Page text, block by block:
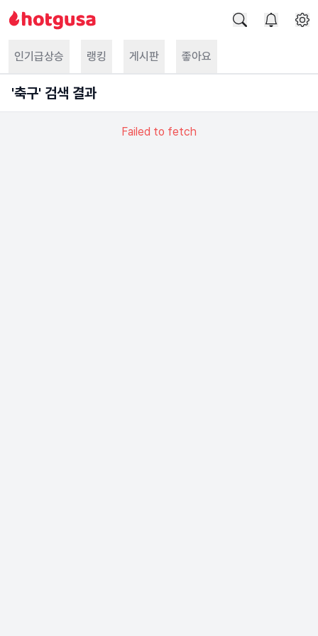
인기급상승 랭킹 게시판 좋아요
'축구' 검색 결과
Failed to fetch